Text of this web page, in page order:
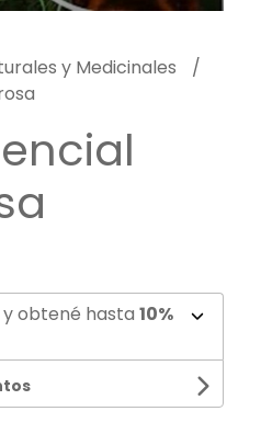
y Medicinales
obtené hasta 10%